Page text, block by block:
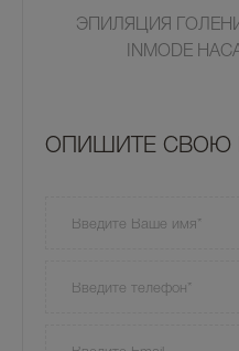
ЭПИЛЯЦИЯ
INMODE
OПИШИТЕ СВОЮ